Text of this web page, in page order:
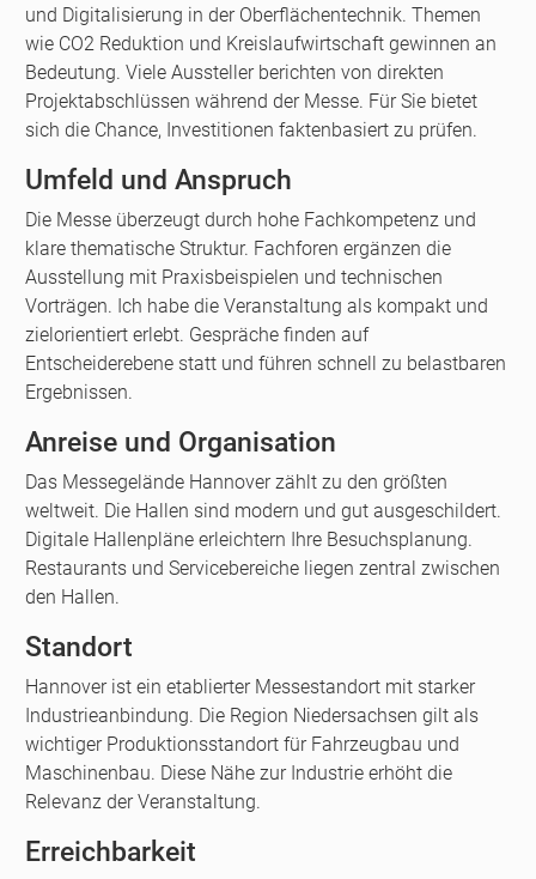
und Digitalisierung in der Oberflächentechnik. Themen
wie CO2 Reduktion und Kreislaufwirtschaft gewinnen an
Bedeutung. Viele Aussteller berichten von direkten
Projektabschlüssen während der Messe. Für Sie bietet
sich die Chance, Investitionen faktenbasiert zu prüfen.
Umfeld und Anspruch
Die Messe überzeugt durch hohe Fachkompetenz und
klare thematische Struktur. Fachforen ergänzen die
Ausstellung mit Praxisbeispielen und technischen
Vorträgen. Ich habe die Veranstaltung als kompakt und
zielorientiert erlebt. Gespräche finden auf
Entscheiderebene statt und führen schnell zu belastbaren
Ergebnissen.
Anreise und Organisation
Das Messegelände Hannover zählt zu den größten
weltweit. Die Hallen sind modern und gut ausgeschildert.
Digitale Hallenpläne erleichtern Ihre Besuchsplanung.
Restaurants und Servicebereiche liegen zentral zwischen
den Hallen.
Standort
Hannover ist ein etablierter Messestandort mit starker
Industrieanbindung. Die Region Niedersachsen gilt als
wichtiger Produktionsstandort für Fahrzeugbau und
Maschinenbau. Diese Nähe zur Industrie erhöht die
Relevanz der Veranstaltung.
Erreichbarkeit